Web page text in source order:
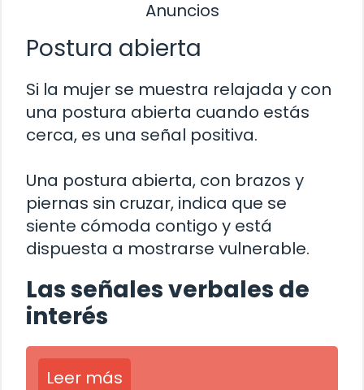
Anuncios
Postura abierta
Si la mujer se muestra relajada y con
una postura abierta cuando estás
cerca, es una señal positiva.
Una postura abierta, con brazos y
piernas sin cruzar, indica que se
siente cómoda contigo y está
dispuesta a mostrarse vulnerable.
Las señales verbales de
interés
Leer más